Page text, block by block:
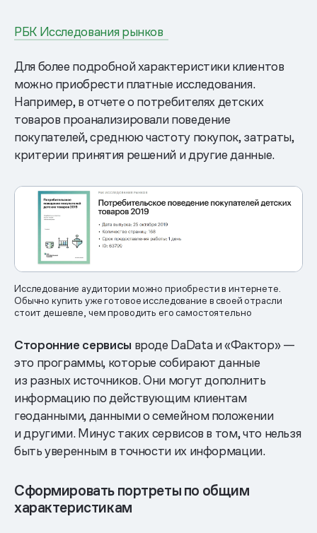
РБК Исследования рынков
Для более подробной характеристики клиентов
можно приобрести платные исследования.
Например, в отчете о потребителях детских
товаров проанализировали поведение
покупателей, среднюю частоту покупок, затраты,
критерии принятия решений и другие данные.
Исследование аудитории можно приобрести в интернете.
Обычно купить уже готовое исследование в своей отрасли
стоит дешевле, чем проводить его самостоятельно
Сторонние сервисы вроде DaData и «Фактор» —
это программы, которые собирают данные
из разных источников. Они могут дополнить
информацию по действующим клиентам
геоданными, данными о семейном положении
и другими. Минус таких сервисов в том, что нельзя
быть уверенным в точности их информации.
Сформировать портреты по общим
характеристикам